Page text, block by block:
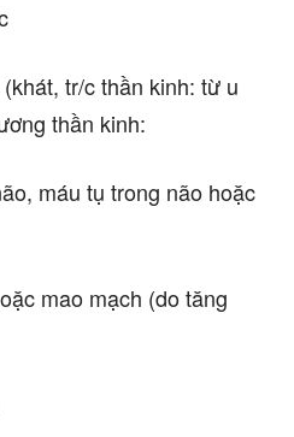
tr/c thần kinh: từ u
thần kinh:
máu tụ trong não hoặc
mao mạch (do tăng